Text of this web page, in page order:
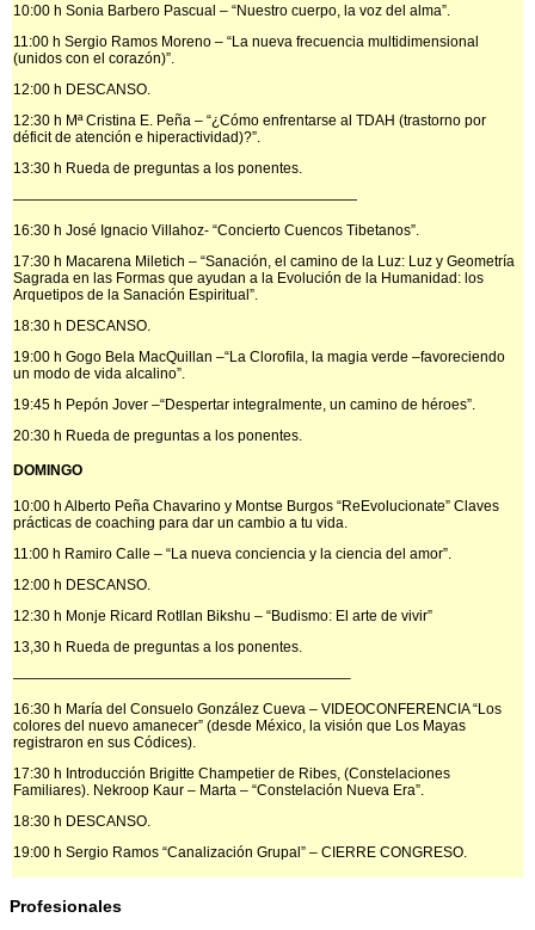
10:00 h Sonia Barbero Pascual – “Nuestro cuerpo, la voz del alma”.
11:00 h Sergio Ramos Moreno – “La nueva frecuencia multidimensional
(unidos con el corazón)”.
12:00 h DESCANSO.
12:30 h Mª Cristina E. Peña – “¿Cómo enfrentarse al TDAH (trastorno por
déficit de atención e hiperactividad)?”.
13:30 h Rueda de preguntas a los ponentes.
————————————————————————
16:30 h José Ignacio Villahoz- “Concierto Cuencos Tibetanos”.
17:30 h Macarena Miletich – “Sanación, el camino de la Luz: Luz y Geometría
Sagrada en las Formas que ayudan a la Evolución de la Humanidad: los
Arquetipos de la Sanación Espiritual”.
18:30 h DESCANSO.
19:00 h Gogo Bela MacQuillan –“La Clorofila, la magia verde –favoreciendo
un modo de vida alcalino”.
19:45 h Pepón Jover –“Despertar integralmente, un camino de héroes”.
20:30 h Rueda de preguntas a los ponentes.
DOMINGO
10:00 h Alberto Peña Chavarino y Montse Burgos “ReEvolucionate” Claves
prácticas de coaching para dar un cambio a tu vida.
11:00 h Ramiro Calle – “La nueva conciencia y la ciencia del amor”.
12:00 h DESCANSO.
12:30 h Monje Ricard Rotllan Bikshu – “Budismo: El arte de vivir”
13,30 h Rueda de preguntas a los ponentes.
———————————————————————–
16:30 h María del Consuelo González Cueva – VIDEOCONFERENCIA “Los
colores del nuevo amanecer” (desde México, la visión que Los Mayas
registraron en sus Códices).
17:30 h Introducción Brigitte Champetier de Ribes, (Constelaciones
Familiares). Nekroop Kaur – Marta – “Constelación Nueva Era”.
18:30 h DESCANSO.
19:00 h Sergio Ramos “Canalización Grupal” – CIERRE CONGRESO.
Profesionales